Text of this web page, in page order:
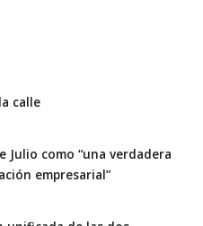
calle
Julio como “una verdadera
empresarial”